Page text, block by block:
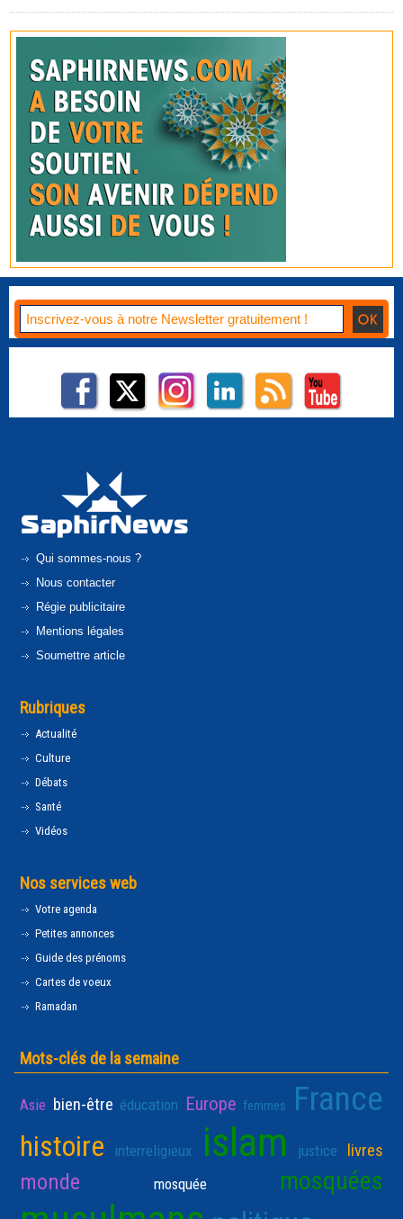
Qui sommes-nous ?
Nous contacter
Régie publicitaire
Mentions légales
Soumettre article
Rubriques
Actualité
Culture
Débats
Santé
Vidéos
Nos services web
Votre agenda
Petites annonces
Guide des prénoms
Cartes de voeux
Ramadan
Mots-clés de la semaine
Asie bien-être éducation Europe femmes France
histoire interreligieux islam justice livres
monde mosquée mosquées